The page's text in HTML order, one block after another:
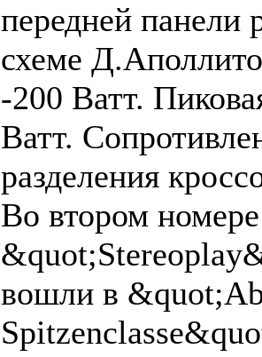
передней панели
схеме
-200 Ватт.
Ватт.
разделения
Во втором
вошли в